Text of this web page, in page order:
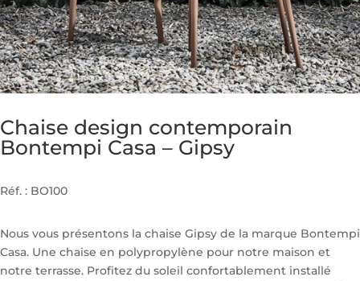
Chaise design contemporain
Bontempi Casa – Gipsy
Réf. : BO100
Nous vous présentons la chaise Gipsy de la marque Bontempi
Casa. Une chaise en polypropylène pour notre maison et
notre terrasse. Profitez du soleil confortablement installé